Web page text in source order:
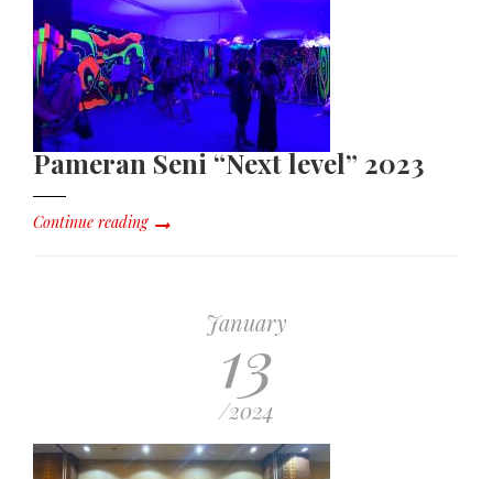
Pameran Seni “Next level” 2023
Continue reading
January
13
/2024